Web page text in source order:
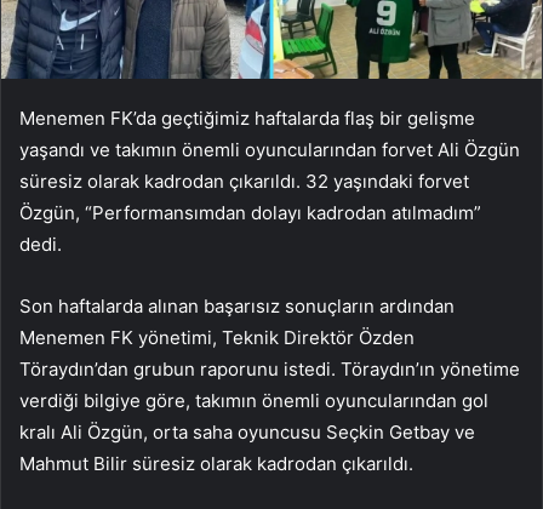
Menemen FK’da geçtiğimiz haftalarda flaş bir gelişme
yaşandı ve takımın önemli oyuncularından forvet Ali Özgün
süresiz olarak kadrodan çıkarıldı. 32 yaşındaki forvet
Özgün, “Performansımdan dolayı kadrodan atılmadım”
dedi.
Son haftalarda alınan başarısız sonuçların ardından
Menemen FK yönetimi, Teknik Direktör Özden
Töraydın’dan grubun raporunu istedi. Töraydın’ın yönetime
verdiği bilgiye göre, takımın önemli oyuncularından gol
kralı Ali Özgün, orta saha oyuncusu Seçkin Getbay ve
Mahmut Bilir süresiz olarak kadrodan çıkarıldı.